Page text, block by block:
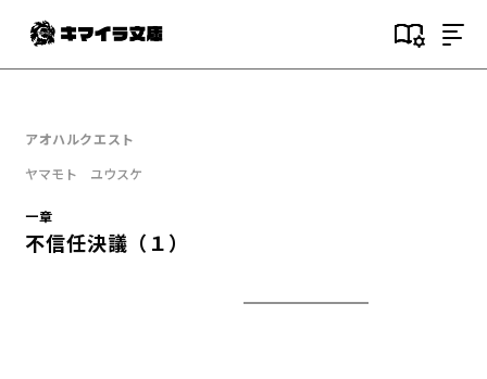
目次
アオハルクエスト
ヤマモト ユウスケ
一章
不信任決議（１）